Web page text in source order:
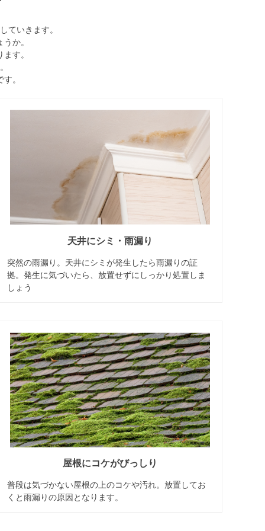
ていきます。
か。
す。
。
天井にシミ・雨漏り
突然の雨漏り。天井にシミが発生したら雨漏りの証
拠。発生に気づいたら、放置せずにしっかり処置しま
しょう
屋根にコケがびっしり
普段は気づかない屋根の上のコケや汚れ。放置してお
くと雨漏りの原因となります。